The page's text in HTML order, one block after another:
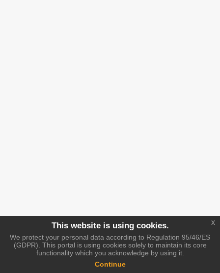
This website is using cookies.
We protect your personal data according to Regulation 95/46/ES
(GDPR). This portal is using cookies solely to maintain its core
functionality which you acknowledge by using it.
Continue
x